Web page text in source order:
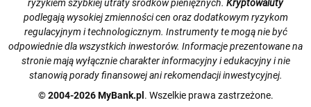
ryzykiem szybkiej utraty środków pieniężnych. Kryptowaluty
podlegają wysokiej zmienności cen oraz dodatkowym ryzykom
regulacyjnym i technologicznym. Instrumenty te mogą nie być
odpowiednie dla wszystkich inwestorów. Informacje prezentowane na
stronie mają wyłącznie charakter informacyjny i edukacyjny i nie
stanowią porady finansowej ani rekomendacji inwestycyjnej.
© 2004-2026 MyBank.pl . Wszelkie prawa zastrzeżone.